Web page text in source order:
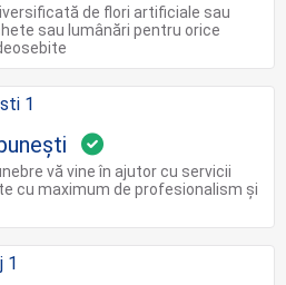
de flori artificiale sau
sau lumânări pentru orice
vă vine în ajutor cu servicii
cu maximum de profesionalism și